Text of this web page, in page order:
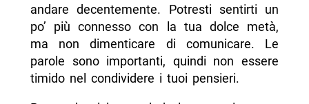
andare decentemente. Potresti sentirti un
po’ più connesso con la tua dolce metà,
ma non dimenticare di comunicare. Le
parole sono importanti, quindi non essere
timido nel condividere i tuoi pensieri.